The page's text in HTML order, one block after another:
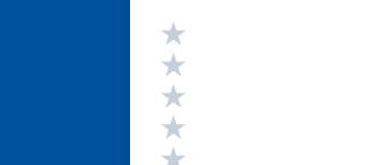
Valutazione